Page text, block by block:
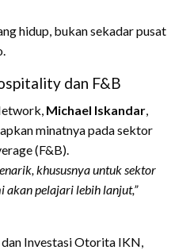
hidup, bukan sekadar pusat
dan F&B
Michael Iskandar,
minatnya pada sektor
(F&B).
khususnya untuk sektor
akan pelajari lebih lanjut,”
Investasi Otorita IKN,